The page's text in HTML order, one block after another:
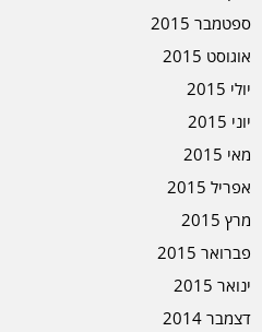
ספטמבר 2015
אוגוסט 2015
יולי 2015
יוני 2015
מאי 2015
אפריל 2015
מרץ 2015
פברואר 2015
ינואר 2015
דצמבר 2014